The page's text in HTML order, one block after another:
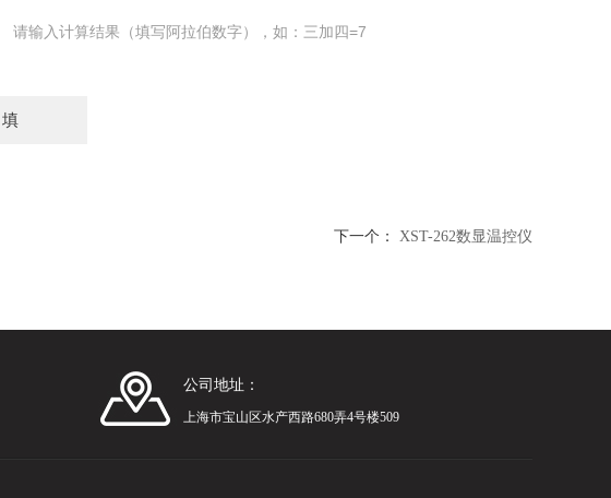
请输入计算结果（填写阿拉伯数字），如：三加四=7
下一个： XST-262数显温控仪
公司地址：
上海市宝山区水产西路680弄4号楼509